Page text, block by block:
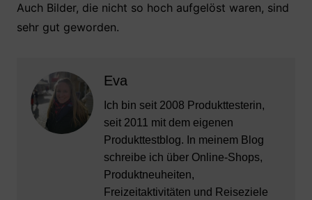
Auch Bilder, die nicht so hoch aufgelöst waren, sind
sehr gut geworden.
Eva
Ich bin seit 2008 Produkttesterin,
seit 2011 mit dem eigenen
Produkttestblog. In meinem Blog
schreibe ich über Online-Shops,
Produktneuheiten,
Freizeitaktivitäten und Reiseziele